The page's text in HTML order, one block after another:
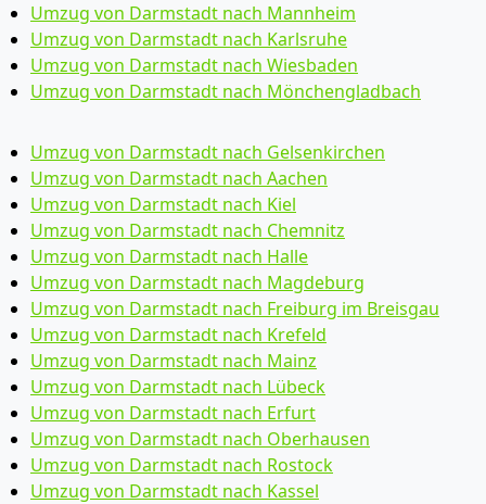
Umzug von Darmstadt nach Mannheim
Umzug von Darmstadt nach Karlsruhe
Umzug von Darmstadt nach Wiesbaden
Umzug von Darmstadt nach Mönchen­gladbach
Umzug von Darmstadt nach Gelsenkirchen
Umzug von Darmstadt nach Aachen
Umzug von Darmstadt nach Kiel
Umzug von Darmstadt nach Chemnitz
Umzug von Darmstadt nach Halle
Umzug von Darmstadt nach Magdeburg
Umzug von Darmstadt nach Freiburg im Breisgau
Umzug von Darmstadt nach Krefeld
Umzug von Darmstadt nach Mainz
Umzug von Darmstadt nach Lübeck
Umzug von Darmstadt nach Erfurt
Umzug von Darmstadt nach Oberhausen
Umzug von Darmstadt nach Rostock
Umzug von Darmstadt nach Kassel